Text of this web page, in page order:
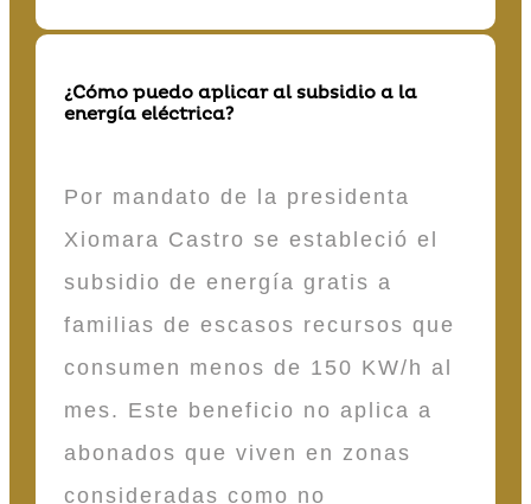
¿Cómo puedo aplicar al subsidio a la
energía eléctrica?
Por mandato de la presidenta
Xiomara Castro se estableció el
subsidio de energía gratis a
familias de escasos recursos que
consumen menos de 150 KW/h al
mes. Este beneficio no aplica a
abonados que viven en zonas
consideradas como no